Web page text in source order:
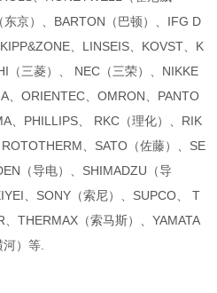
京）、BARTON（巴顿）、IFG D
、LINSEIS、KOVST、K
（三菱）、 NEC（三荣）、NIKKE
、ORIENTEC、OMRON、PANTO
、PHILLIPS、 RKC（理化）、RIK
、SATO（佐藤）、SE
（导电）、SHIMADZU（导
、SONY（索尼）、SUPCO、 T
THERMAX（索马斯）、YAMATA
）等.